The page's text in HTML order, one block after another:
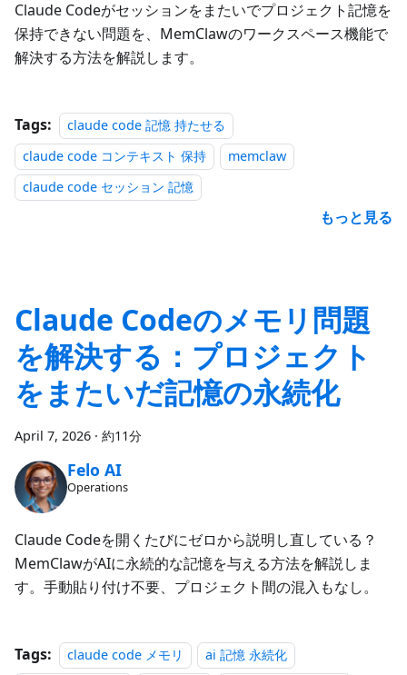
Claude Codeがセッションをまたいでプロジェクト記憶を
保持できない問題を、MemClawのワークスペース機能で
解決する方法を解説します。
Tags:
claude code 記憶 持たせる
claude code コンテキスト 保持
memclaw
claude code セッション 記憶
もっと見る
Claude Codeのメモリ問題
を解決する：プロジェクト
をまたいだ記憶の永続化
April 7, 2026 · 約11分
Felo AI
Operations
Claude Codeを開くたびにゼロから説明し直している？
MemClawがAIに永続的な記憶を与える方法を解説しま
す。手動貼り付け不要、プロジェクト間の混入もなし。
Tags: claude code メモリ
ai 記憶 永続化